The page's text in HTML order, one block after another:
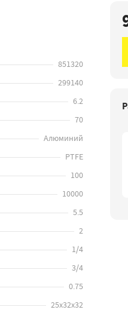
851320
299140
6.2
70
Алюминий
PTFE
100
10000
5.5
2
1/4
3/4
0.75
25х32х32